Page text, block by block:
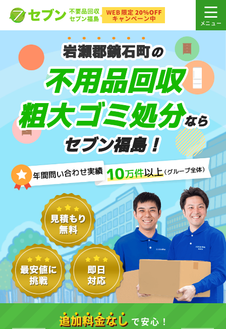
岩瀬郡鏡石町の
不用品回収
粗大ゴミ処分なら
セブン福島！
追加料金なし で安心！